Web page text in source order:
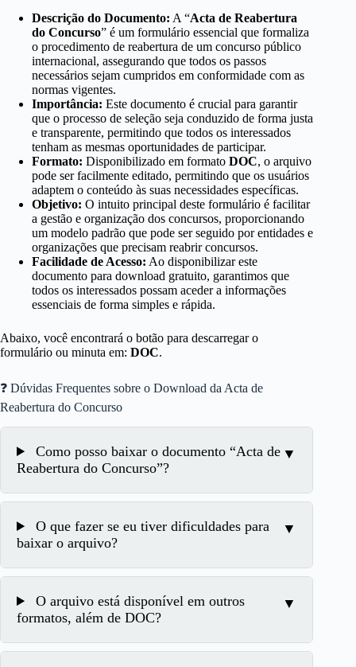
Descrição do Documento: A “Acta de Reabertura
do Concurso” é um formulário essencial que formaliza
o procedimento de reabertura de um concurso público
internacional, assegurando que todos os passos
necessários sejam cumpridos em conformidade com as
normas vigentes.
Importância: Este documento é crucial para garantir
que o processo de seleção seja conduzido de forma justa
e transparente, permitindo que todos os interessados
tenham as mesmas oportunidades de participar.
Formato: Disponibilizado em formato DOC, o arquivo
pode ser facilmente editado, permitindo que os usuários
adaptem o conteúdo às suas necessidades específicas.
Objetivo: O intuito principal deste formulário é facilitar
a gestão e organização dos concursos, proporcionando
um modelo padrão que pode ser seguido por entidades e
organizações que precisam reabrir concursos.
Facilidade de Acesso: Ao disponibilizar este
documento para download gratuito, garantimos que
todos os interessados possam aceder a informações
essenciais de forma simples e rápida.
Abaixo, você encontrará o botão para descarregar o
formulário ou minuta em: DOC.
❓ Dúvidas Frequentes sobre o Download da Acta de
Reabertura do Concurso
Como posso baixar o documento “Acta de
Reabertura do Concurso”?
O que fazer se eu tiver dificuldades para
baixar o arquivo?
O arquivo está disponível em outros
formatos, além de DOC?